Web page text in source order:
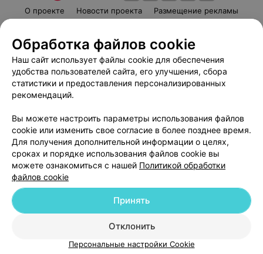
О проекте Новости проекта
Размещение рекламы
Пользовательское соглашение
Способы оплаты
Вакансии
Партнеры
Написать руководителю 103.by
Обработка персональных данных
© 2026 ООО «Артокс Лаб», УНП 191700409
| 220012, Республика Беларусь,
Служба поддержки +375 291212755
Обработка файлов cookie
Наш сайт использует файлы cookie для обеспечения
удобства пользователей сайта, его улучшения, сбора
статистики и предоставления персонализированных
рекомендаций.
Вы можете настроить параметры использования файлов
cookie или изменить свое согласие в более позднее время.
Для получения дополнительной информации о целях,
сроках и порядке использования файлов cookie вы
можете ознакомиться с нашей Политикой обработки
файлов cookie
Отклонить
Принять
Персональные настройки Cookie